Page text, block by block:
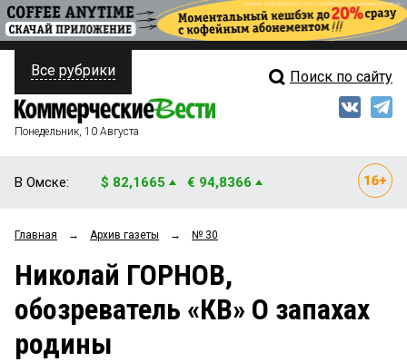
ПОЛИТИКА
ФИНАНСЫ
ОБЩЕСТВО
ЗАКОН
НОВОСТИ КОМПАНИЙ
Свежий выпуск
Блоги
Все рубрики Поиск по сайту
Понедельник, 10 Августа
В Омске: $ 82,1665 € 94,8366
Главная → Архив газеты → № 30
Николай ГОРНОВ,
обозреватель «КВ» О запахах
родины